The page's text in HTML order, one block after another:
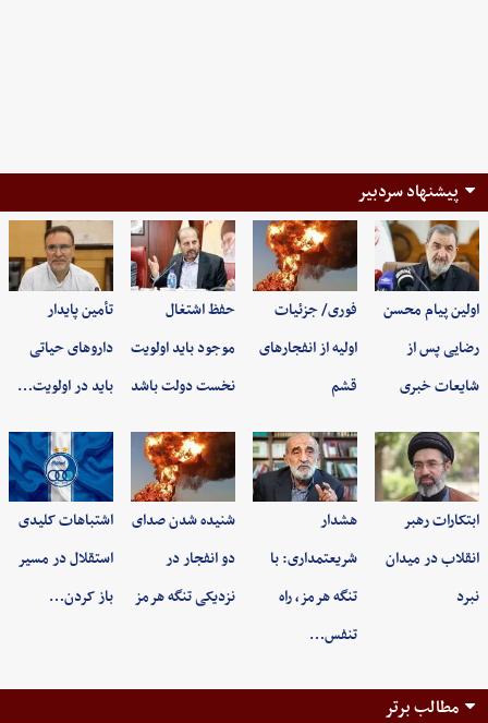
پیشنهاد سردبیر
اولین پیام محسن
رضایی پس از
شایعات خبری
فوری/ جزئیات
اولیه از انفجارهای
قشم
حفظ اشتغال
موجود باید اولویت
نخست دولت باشد
تأمین پایدار
داروهای حیاتی
باید در اولویت…
ابتکارات رهبر
انقلاب در میدان
نبرد
هشدار
شریعتمداری: با
تنگه هرمز، راه
تنفس…
شنیده شدن صدای
دو انفجار در
نزدیکی تنگه هرمز
اشتباهات کلیدی
استقلال در مسیر
باز کردن…
مطالب برتر